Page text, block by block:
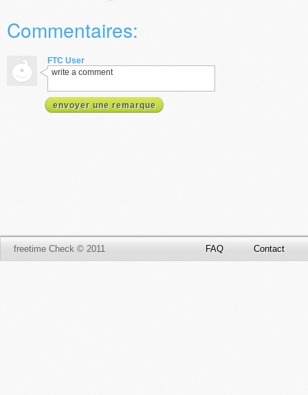
Commentaires:
FTC User
write a comment
envoyer une remarque
freetime Check © 2011 FAQ Contact